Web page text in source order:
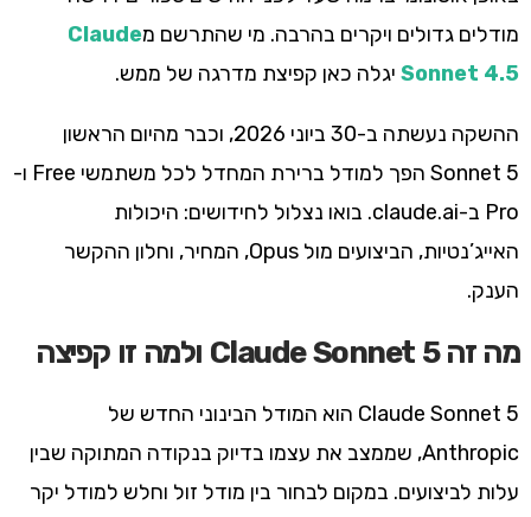
מודלים גדולים ויקרים בהרבה. מי שהתרשם מClaude
Sonnet 4.5 יגלה כאן קפיצת מדרגה של ממש.
ההשקה נעשתה ב-30 ביוני 2026, וכבר מהיום הראשון
Sonnet 5 הפך למודל ברירת המחדל לכל משתמשי Free ו-
Pro ב-claude.ai. בואו נצלול לחידושים: היכולות
האייג’נטיות, הביצועים מול Opus, המחיר, וחלון ההקשר
הענק.
מה זה Claude Sonnet 5 ולמה זו קפיצה
Claude Sonnet 5 הוא המודל הבינוני החדש של
Anthropic, שממצב את עצמו בדיוק בנקודה המתוקה שבין
עלות לביצועים. במקום לבחור בין מודל זול וחלש למודל יקר